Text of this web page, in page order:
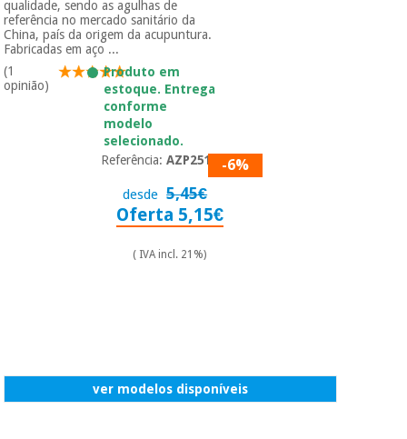
qualidade, sendo as agulhas de
referência no mercado sanitário da
China, país da origem da acupuntura.
Fabricadas em aço ...
(1
opinião)
Produto em
estoque. Entrega
conforme
modelo
selecionado.
Referência:AZP2513 -6%
desde 5,45€
Oferta 5,15€
( IVA incl. 21%)
ver modelos disponíveis